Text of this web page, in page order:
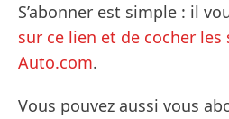
S’abonner est simple : il
sur ce lien et de cocher les
Auto.com.
Vous pouvez aussi vous